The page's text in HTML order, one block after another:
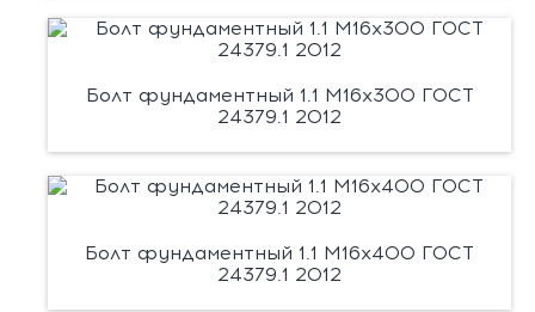
Болт фундаментный 1.1 М16х300 ГОСТ
24379.1 2012
Болт фундаментный 1.1 М16х400 ГОСТ
24379.1 2012